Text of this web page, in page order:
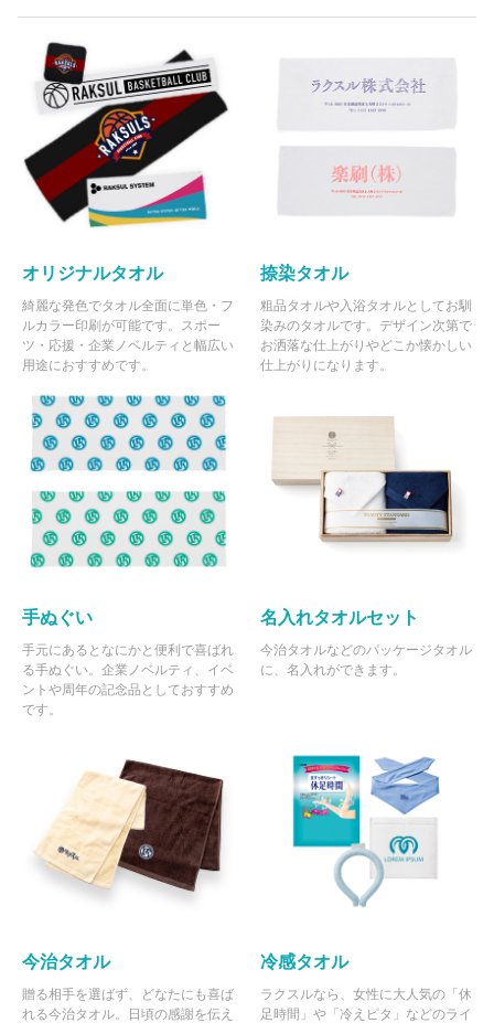
オリジナルタオル
綺麗な発色でタオル全面に単色・フ
ルカラー印刷が可能です。スポー
ツ・応援・企業ノベルティと幅広い
用途におすすめです。
捺染タオル
粗品タオルや入浴タオルとしてお馴
染みのタオルです。デザイン次第で
お洒落な仕上がりやどこか懐かしい
仕上がりになります。
手ぬぐい
手元にあるとなにかと便利で喜ばれ
る手ぬぐい。企業ノベルティ、イベ
ントや周年の記念品としておすすめ
です。
名入れタオルセット
今治タオルなどのパッケージタオル
に、名入れができます。
今治タオル
贈る相手を選ばず、どなたにも喜ば
れる今治タオル。日頃の感謝を伝え
冷感タオル
ラクスルなら、女性に大人気の「休
足時間」や「冷えピタ」などのライ